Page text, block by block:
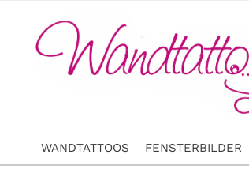
WANDTATTOOS FENSTERBILDER